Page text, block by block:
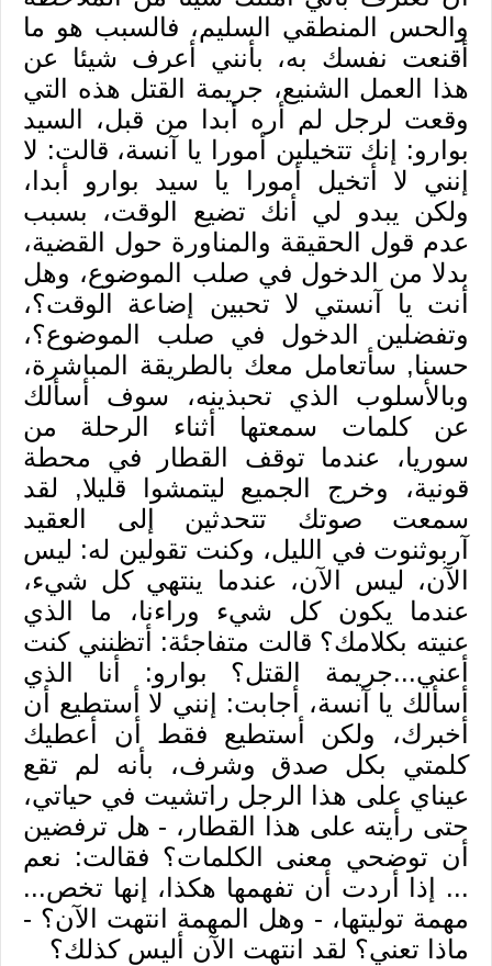
والحس المنطقي السليم، فالسبب هو ما
أقنعت نفسك به، بأنني أعرف شيئا عن
هذا العمل الشنيع، جريمة القتل هذه التي
وقعت لرجل لم أره أبدا من قبل، السيد
بوارو: إنك تتخيلين أمورا يا آنسة، قالت: لا
إنني لا أتخيل أمورا يا سيد بوارو أبدا،
ولكن يبدو لي أنك تضيع الوقت، بسبب
عدم قول الحقيقة والمناورة حول القضية،
بدلا من الدخول في صلب الموضوع، وهل
أنت يا آنستي لا تحبين إضاعة الوقت؟،
وتفضلين الدخول في صلب الموضوع؟،
حسنا, سأتعامل معك بالطريقة المباشرة،
وبالأسلوب الذي تحبذينه، سوف أسألك
عن كلمات سمعتها أثناء الرحلة من
سوريا، عندما توقف القطار في محطة
قونية، وخرج الجميع ليتمشوا قليلا, لقد
سمعت صوتك تتحدثين إلى العقيد
آربوثنوت في الليل، وكنت تقولين له: ليس
الآن، ليس الآن، عندما ينتهي كل شيء،
عندما يكون كل شيء وراءنا، ما الذي
عنيته بكلامك؟ قالت متفاجئة: أتظنني كنت
أعني...جريمة القتل؟ بوارو: أنا الذي
أسألك يا آنسة، أجابت: إنني لا أستطيع أن
أخبرك، ولكن أستطيع فقط أن أعطيك
كلمتي بكل صدق وشرف، بأنه لم تقع
عيناي على هذا الرجل راتشيت في حياتي،
حتى رأيته على هذا القطار، - هل ترفضين
أن توضحي معنى الكلمات؟ فقالت: نعم
... إذا أردت أن تفهمها هكذا، إنها تخص...
مهمة توليتها، - وهل المهمة انتهت الآن؟ -
ماذا تعني؟ لقد انتهت الآن أليس كذلك؟